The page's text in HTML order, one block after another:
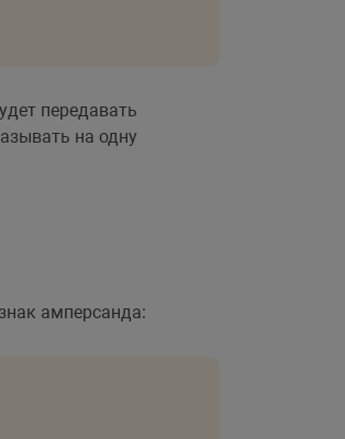
передавать
на одну
амперсанда: